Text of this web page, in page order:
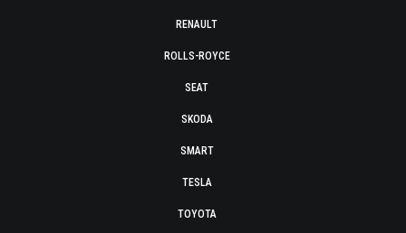
RENAULT
ROLLS-ROYCE
SEAT
SKODA
SMART
TESLA
TOYOTA